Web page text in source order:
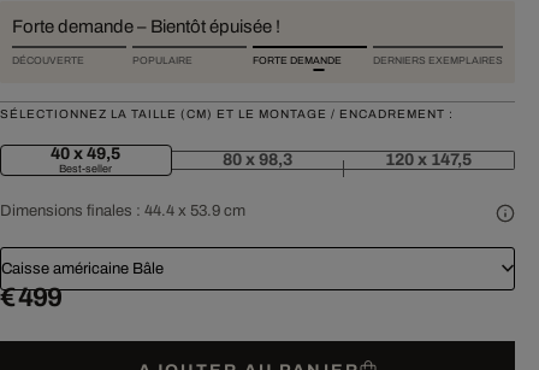
Forte demande – Bientôt épuisée !
DÉCOUVERTE POPULAIRE FORTE DEMANDE DERNIERS EXEMPLAIRES
SÉLECTIONNEZ LA TAILLE (CM) ET LE MONTAGE / ENCADREMENT :
40 x 49,5
Best-seller 80 x 98,3 120 x 147,5
Dimensions finales : 44.4 x 53.9 cm
Caisse américaine Bâle
€ 499